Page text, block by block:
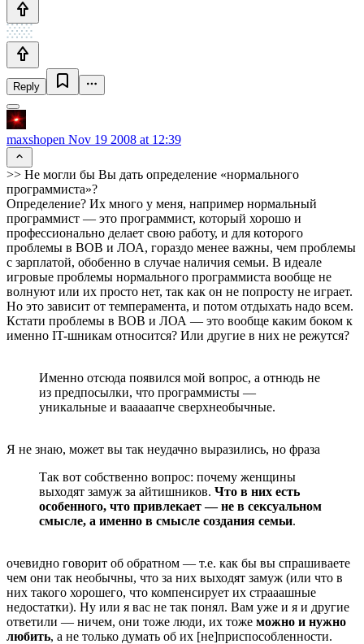
Reply
maxshopen Nov 19 2008 at 12:39
>> Не могли бы Вы дать определение «нормального
программиста»?
Определение? Их много у меня, например нормальный
программист — это программист, который хорошо и
профессионально делает свою работу, и для которого
проблемы в ВОВ и ЛОА, гораздо менее важны, чем проблемы
с зарплатой, обобенно в случае наличия семьи. В идеале
игровые проблемы нормального программиста вообще не
волнуют или их просто нет, так как он не попросту не играет.
Но это зависит от темперамента, и потом отдыхать надо всем.
Кстати проблемы в ВОВ и ЛОА — это вообще каким боком к
именно IT-шникам относится? Или другие в них не режутся?
Именно отсюда появился мой вопрос, а отнюдь не
из предпосылки, что программисты —
уникальные и вааааапче сверхнеобычные.
Я не знаю, может вы так неудачно выразились, но фраза
Так вот собственно вопрос: почему женщины
выходят замуж за айтишников. Что в них есть
особенного, что привлекает — не в сексуальном
смысле, а именно в смысле создания семьи.
очевидно говорит об обратном — т.е. как бы вы спрашиваете
чем они так необычны, что за них выходят замуж (или что в
них такого хорошего, что компенсирует их страаашные
недостатки). Ну или я вас не так понял. Вам уже и я и другие
ответили — ничем, они тоже люди, их тоже можно и нужно
любить, а не только думать об их [не]приспособленности.